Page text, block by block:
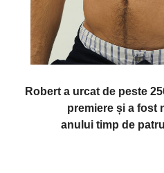
Robert a urcat de peste
premiere și a fost
anului timp de patru